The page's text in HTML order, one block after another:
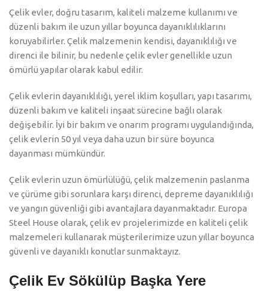
Çelik evler, doğru tasarım, kaliteli malzeme kullanımı ve
düzenli bakım ile uzun yıllar boyunca dayanıklılıklarını
koruyabilirler. Çelik malzemenin kendisi, dayanıklılığı ve
direnci ile bilinir, bu nedenle çelik evler genellikle uzun
ömürlü yapılar olarak kabul edilir.
Çelik evlerin dayanıklılığı, yerel iklim koşulları, yapı tasarımı,
düzenli bakım ve kaliteli inşaat sürecine bağlı olarak
değişebilir. İyi bir bakım ve onarım programı uygulandığında,
çelik evlerin 50 yıl veya daha uzun bir süre boyunca
dayanması mümkündür.
Çelik evlerin uzun ömürlülüğü, çelik malzemenin paslanma
ve çürüme gibi sorunlara karşı direnci, depreme dayanıklılığı
ve yangın güvenliği gibi avantajlara dayanmaktadır. Europa
Steel House olarak, çelik ev projelerimizde en kaliteli çelik
malzemeleri kullanarak müşterilerimize uzun yıllar boyunca
güvenli ve dayanıklı konutlar sunmaktayız.
Çelik Ev Sökülüp Başka Yere